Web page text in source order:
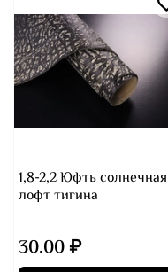
1,8-2,2 Юфть солнечная
лофт тигина
30.00 ₽